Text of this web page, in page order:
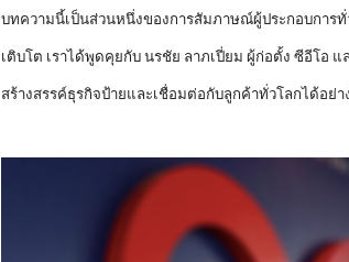
บทความนี้เป็นส่วนหนึ่งของการสัมภาษณ์ผู้ประกอบการ
เติบโต เราได้พูดคุยกับ นรชัย ลาภเปี่ยม ผู้ก่อตั้ง ซีอีโอ แ
สร้างสรรค์ธุรกิจป้ายและเชื่อมต่อกับลูกค้าทั่วโลกได้อย่